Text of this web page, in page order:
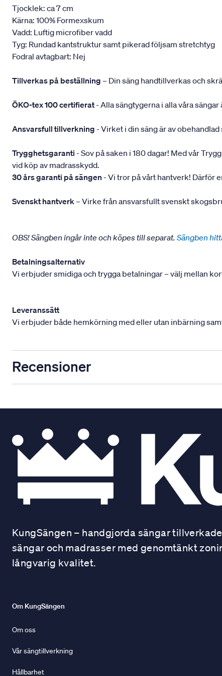
Tjocklek: ca 7 cm
Kärna: 100% Formexskum
Vadd: Luftig microfiber vadd
Tyg: Rundad kantstruktur samt pikerad följsam stretchtyg
Fodral avtagbart: Nej
Tillverkas på beställning – Din säng handtillverkas och
ÖKO-tex 100 certifierat- Alla sängtygerna i alla våra
Ansvarsfull tillverkning - Virket i din säng är av
Trygghetsgaranti - Sov på saken i 180 dagar! Med vår
vid köp av madrasskydd.
30 års garanti på sängen - Vi tror på vårt hantverk! Därför
Svenskt hantverk– Virke från ansvarsfullt svenskt
OBS! Sängben ingår inte och köpes till separat. Sängben
Betalningsalternativ
Vi erbjuder smidiga och trygga betalningar – välj mellan
Leveranssätt
Vi erbjuder både hemkörning med eller utan inbärning
Recensioner
KungSängen – handgjorda sängar
sängar och madrasser med genomtänkt
långvarig kvalitet.
Om KungSängen
Om oss
Vår sängtillverkning
Hållbarhet